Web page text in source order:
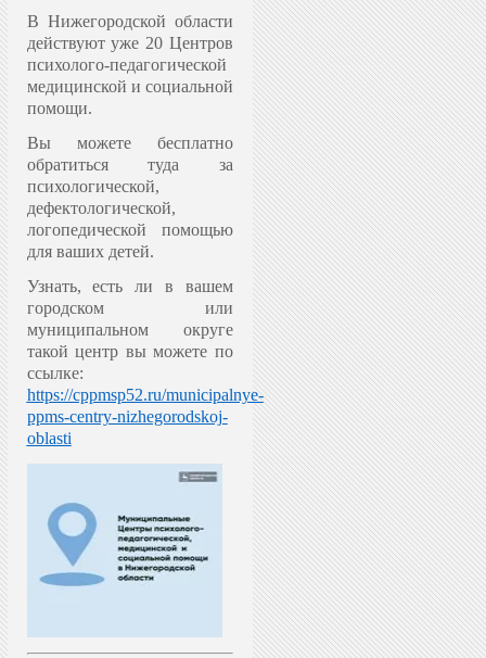
В Нижегородской области
действуют уже 20 Центров
психолого-педагогической
медицинской и социальной
помощи.
Вы можете бесплатно
обратиться туда за
психологической,
дефектологической,
логопедической помощью
для ваших детей.
Узнать, есть ли в вашем
городском или
муниципальном округе
такой центр вы можете по
ссылке:
https://cppmsp52.ru/municipalnye-
ppms-centry-nizhegorodskoj-
oblasti